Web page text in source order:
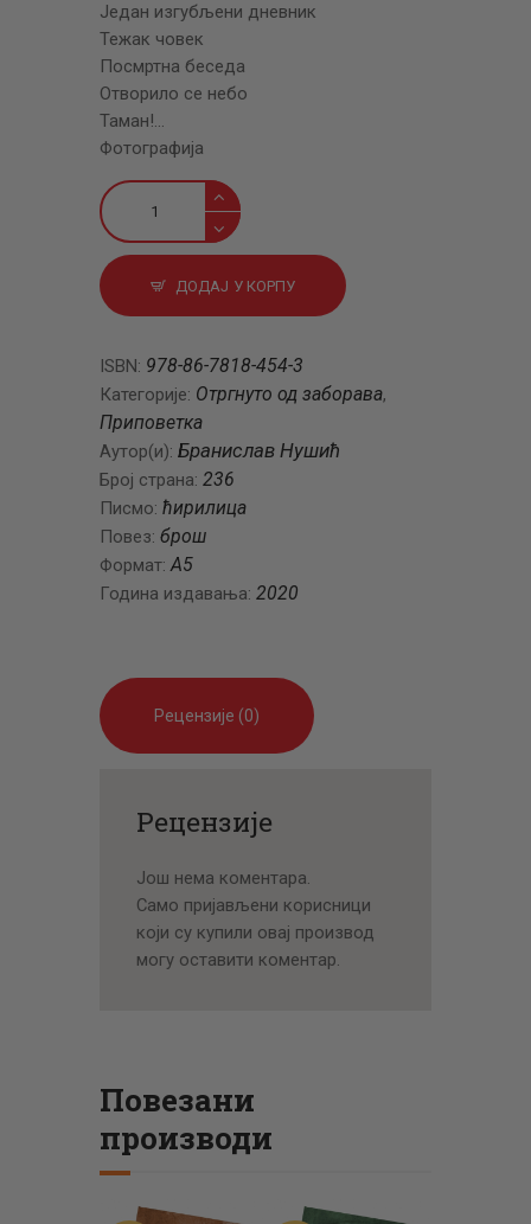
Један изгубљени дневник
Тежак човек
Посмртна беседа
Отворило се небо
Таман!…
Фотографија
Приповетке
III
количина
ДОДАЈ У КОРПУ
ISBN: 978-86-7818-454-3
Категорије: Отргнуто од заборава,
Приповетка
Аутор(и): Бранислав Нушић
Број страна: 236
Писмо: ћирилица
Повез: брош
Формат:A5
Година издавања: 2020
Рецензије (0)
Рецензије
Још нема коментара.
Само пријављени корисници
који су купили овај производ
могу оставити коментар.
Повезани
производи